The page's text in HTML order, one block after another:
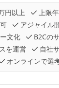
円以上
上限
アジャイル
文化
B2Cの
を運営
自社
オンラインで選